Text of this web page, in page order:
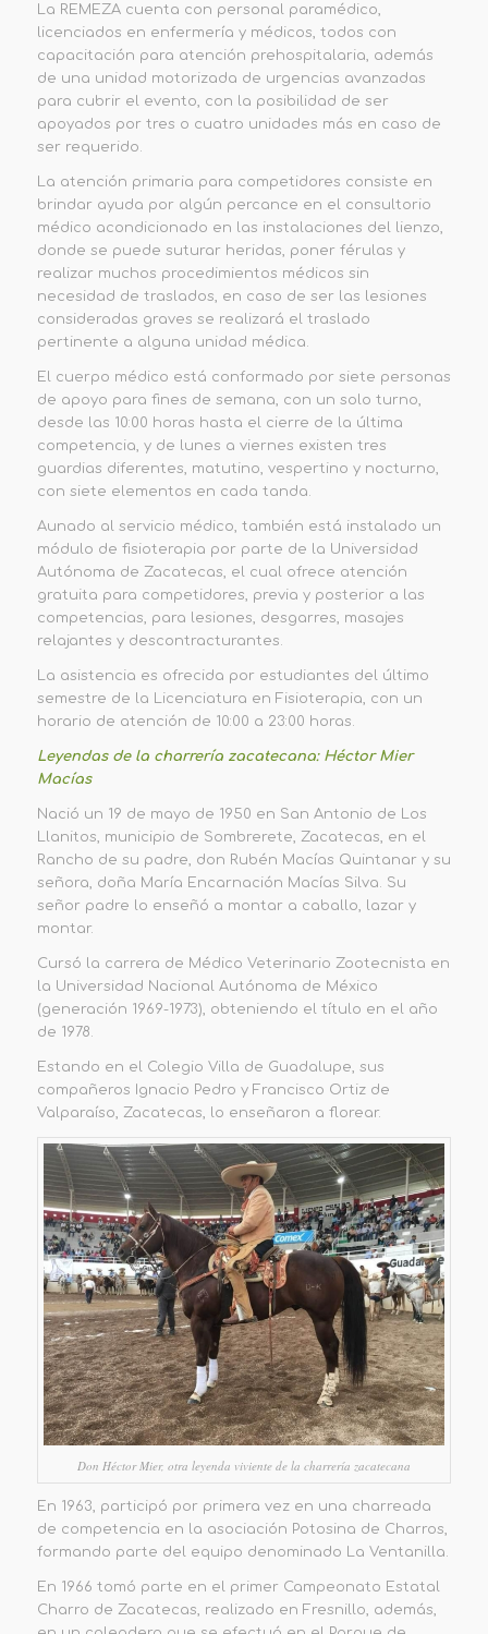
La REMEZA cuenta con personal paramédico,
licenciados en enfermería y médicos, todos con
capacitación para atención prehospitalaria, además
de una unidad motorizada de urgencias avanzadas
para cubrir el evento, con la posibilidad de ser
apoyados por tres o cuatro unidades más en caso de
ser requerido.
La atención primaria para competidores consiste en
brindar ayuda por algún percance en el consultorio
médico acondicionado en las instalaciones del lienzo,
donde se puede suturar heridas, poner férulas y
realizar muchos procedimientos médicos sin
necesidad de traslados, en caso de ser las lesiones
consideradas graves se realizará el traslado
pertinente a alguna unidad médica.
El cuerpo médico está conformado por siete personas
de apoyo para fines de semana, con un solo turno,
desde las 10:00 horas hasta el cierre de la última
competencia, y de lunes a viernes existen tres
guardias diferentes, matutino, vespertino y nocturno,
con siete elementos en cada tanda.
Aunado al servicio médico, también está instalado un
módulo de fisioterapia por parte de la Universidad
Autónoma de Zacatecas, el cual ofrece atención
gratuita para competidores, previa y posterior a las
competencias, para lesiones, desgarres, masajes
relajantes y descontracturantes.
La asistencia es ofrecida por estudiantes del último
semestre de la Licenciatura en Fisioterapia, con un
horario de atención de 10:00 a 23:00 horas.
Leyendas de la charrería zacatecana: Héctor Mier
Macías
Nació un 19 de mayo de 1950 en San Antonio de Los
Llanitos, municipio de Sombrerete, Zacatecas, en el
Rancho de su padre, don Rubén Macías Quintanar y su
señora, doña María Encarnación Macías Silva. Su
señor padre lo enseñó a montar a caballo, lazar y
montar.
Cursó la carrera de Médico Veterinario Zootecnista en
la Universidad Nacional Autónoma de México
(generación 1969-1973), obteniendo el título en el año
de 1978.
Estando en el Colegio Villa de Guadalupe, sus
compañeros Ignacio Pedro y Francisco Ortiz de
Valparaíso, Zacatecas, lo enseñaron a florear.
Don Héctor Mier, otra leyenda viviente de la charrería zacatecana
En 1963, participó por primera vez en una charreada
de competencia en la asociación Potosina de Charros,
formando parte del equipo denominado La Ventanilla.
En 1966 tomó parte en el primer Campeonato Estatal
Charro de Zacatecas, realizado en Fresnillo, además,